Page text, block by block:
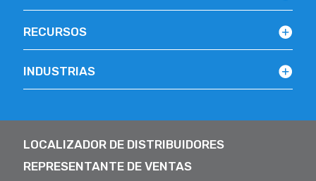
RECURSOS
INDUSTRIAS
LOCALIZADOR DE DISTRIBUIDORES
REPRESENTANTE DE VENTAS